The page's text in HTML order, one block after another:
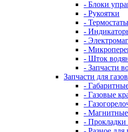
- Блоки
- Рукоятки
-
-
-
-
- Шток
- Запчасти
Запчасти для
-
- Газовые
-
-
- Прокладки